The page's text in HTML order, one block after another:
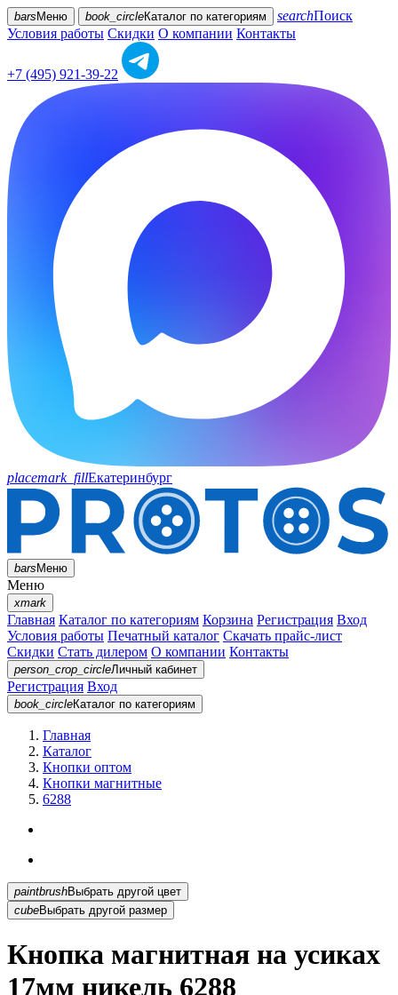
bars Меню book_circleКаталог по категориям searchПоиск
Условия работы Скидки О компании Контакты
+7 (495) 921-39-22
placemark_fillЕкатеринбург
barsМеню
Меню
xmark
Главная Каталог по категориям Корзина Регистрация Вход
Условия работы Печатный каталог Скачать прайс-лист
Скидки Стать дилером О компании Контакты
person_crop_circleЛичный кабинет
Регистрация Вход
book_circleКаталог по категориям
Главная
Каталог
Кнопки оптом
Кнопки магнитные
6288
paintbrush
Выбрать другой цвет
cubeВыбрать другой размер
Кнопка магнитная на усиках
17мм никель 6288